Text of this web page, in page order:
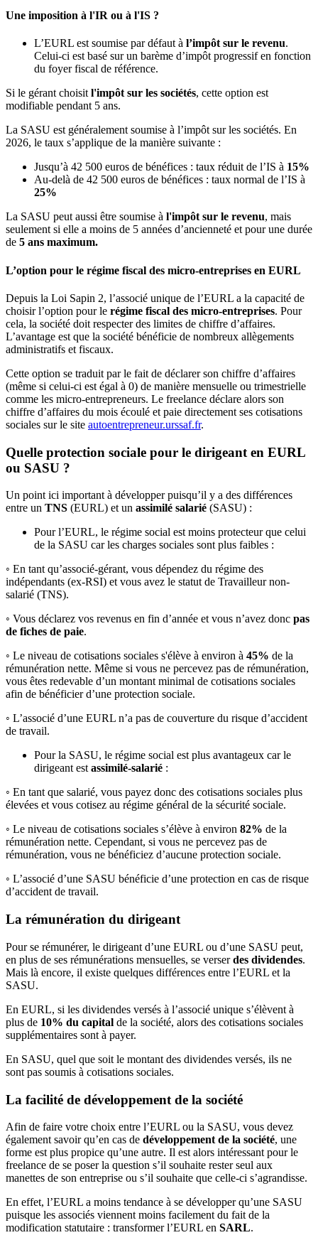
Une imposition à l'IR ou à l'IS ?
L’EURL est soumise par défaut à l’impôt sur le revenu.
Celui-ci est basé sur un barème d’impôt progressif en fonction
du foyer fiscal de référence.
Si le gérant choisitl'impôt sur les sociétés, cette option est
modifiable pendant 5 ans.
La SASU est généralement soumise à l’impôt sur les sociétés. En
2026, le taux s’applique de la manière suivante :
Jusqu’à 42 500 euros de bénéfices : taux réduit de l’IS à 15%
Au-delà de 42 500 euros de bénéfices : taux normal de l’IS à
25%
La SASU peut aussi être soumise à l'impôt sur le revenu, mais
seulement si elle a moins de 5 années d’ancienneté et pour une durée
de 5 ans maximum.
L’option pour le régime fiscal des micro-entreprises en EURL
Depuis la Loi Sapin 2, l’associé unique de l’EURL a la capacité de
choisir l’option pour le régime fiscal des micro-entreprises. Pour
cela, la société doit respecter des limites de chiffre d’affaires.
L’avantage est que la société bénéficie de nombreux allègements
administratifs et fiscaux.
Cette option se traduit par le fait de déclarer son chiffre d’affaires
(même si celui-ci est égal à 0) de manière mensuelle ou trimestrielle
comme les micro-entrepreneurs. Le freelance déclare alors son
chiffre d’affaires du mois écoulé et paie directement ses cotisations
sociales sur le site autoentrepreneur.urssaf.fr.
Quelle protection sociale pour le dirigeant en EURL
ou SASU ?
Un point ici important à développer puisqu’il y a des différences
entre un TNS (EURL) et un assimilé salarié (SASU) :
Pour l’EURL, le régime social est moins protecteur que celui
de la SASU car les charges sociales sont plus faibles :
◦ En tant qu’associé-gérant, vous dépendez du régime des
indépendants (ex-RSI) et vous avez le statut de Travailleur non-
salarié (TNS).
◦ Vous déclarez vos revenus en fin d’année et vous n’avez donc pas
de fiches de paie.
◦ Le niveau de cotisations sociales s'élève à environ à 45% de la
rémunération nette. Même si vous ne percevez pas de rémunération,
vous êtes redevable d’un montant minimal de cotisations sociales
afin de bénéficier d’une protection sociale.
◦ L’associé d’une EURL n’a pas de couverture du risque d’accident
de travail.
Pour la SASU, le régime social est plus avantageux car le
dirigeant est assimilé-salarié :
◦ En tant que salarié, vous payez donc des cotisations sociales plus
élevées et vous cotisez au régime général de la sécurité sociale.
◦ Le niveau de cotisations sociales s’élève à environ 82% de la
rémunération nette. Cependant, si vous ne percevez pas de
rémunération, vous ne bénéficiez d’aucune protection sociale.
◦ L’associé d’une SASU bénéficie d’une protection en cas de risque
d’accident de travail.
La rémunération du dirigeant
Pour se rémunérer, le dirigeant d’une EURL ou d’une SASU peut,
en plus de ses rémunérations mensuelles, se verserdes dividendes.
Mais là encore, il existe quelques différences entre l’EURL et la
SASU.
En EURL, si les dividendes versés à l’associé unique s’élèvent à
plus de 10% du capital de la société, alors des cotisations sociales
supplémentaires sont à payer.
En SASU, quel que soit le montant des dividendes versés, ils ne
sont pas soumis à cotisations sociales.
La facilité de développement de la société
Afin de faire votre choix entre l’EURL ou la SASU, vous devez
également savoir qu’en cas de développement de la société, une
forme est plus propice qu’une autre. Il est alors intéressant pour le
freelance de se poser la question s’il souhaite rester seul aux
manettes de son entreprise ou s’il souhaite que celle-ci s’agrandisse.
En effet, l’EURL a moins tendance à se développer qu’une SASU
puisque les associés viennent moins facilement du fait de la
modification statutaire : transformer l’EURL en SARL.